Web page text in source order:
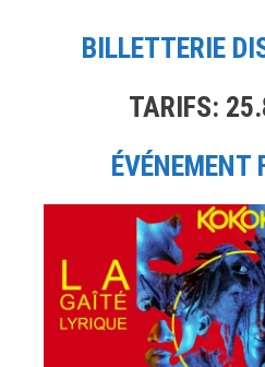
BILLETTERIE
TARIFS:
ÉVÉNEMENT